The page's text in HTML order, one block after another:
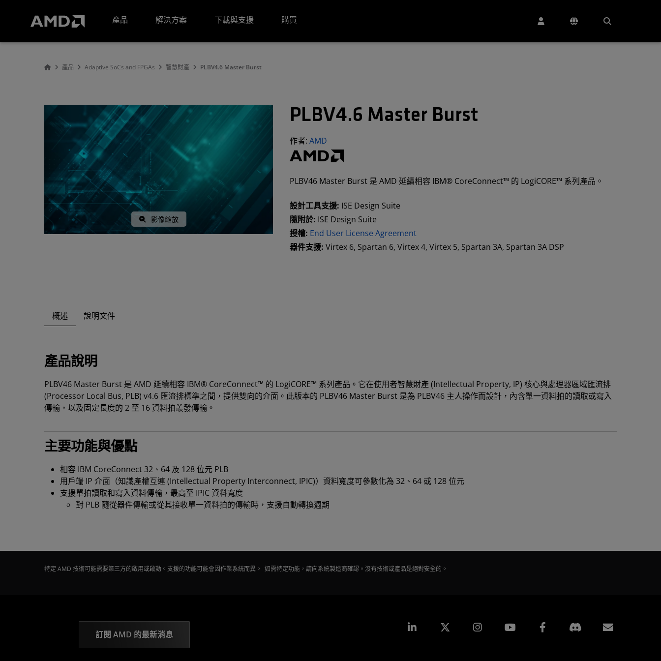
產品
解決方案 下載與支援 購買
產品 Adaptive SoCs and FPGAs 智慧財產 PLBV4.6 Master Burst
影像縮放
PLBV4.6 Master Burst
作者:AMD
PLBV46 Master Burst 是 AMD 延續相容 IBM® CoreConnect™ 的 LogiCORE™ 系列產品。
設計工具支援: ISE Design Suite
隨附於: ISE Design Suite
授權: End User License Agreement
器件支援:Virtex 6, Spartan 6, Virtex 4, Virtex 5, Spartan 3A, Spartan 3A DSP
概述 說明文件
產品說明
PLBV46 Master Burst 是 AMD 延續相容 IBM® CoreConnect™ 的 LogiCORE™ 系列產品。它在使用者智慧財產 (Intellectual Property, IP) 核心與處理器區域匯流排
(Processor Local Bus, PLB) v4.6 匯流排標準之間，提供雙向的介面。此版本的 PLBV46 Master Burst 是為 PLBV46 主人操作而設計，內含單一資料拍的讀取或寫入
傳輸，以及固定長度的 2 至 16 資料拍叢發傳輸。
主要功能與優點
相容 IBM CoreConnect 32、64 及 128 位元 PLB
用戶端 IP 介面（知識產權互連 (Intellectual Property Interconnect, IPIC)）資料寬度可參數化為 32、64 或 128 位元
支援單拍讀取和寫入資料傳輸，最高至 IPIC 資料寬度
對 PLB 隨從器件傳輸或從其接收單一資料拍的傳輸時，支援自動轉換週期
特定 AMD 技術可能需要第三方的啟用或啟動。支援的功能可能會因作業系統而異。 如需特定功能，請向系統製造商確認。沒有技術或產品是絕對安全的。
訂閱 AMD 的最新消息
Linkedin Instagram Facebook